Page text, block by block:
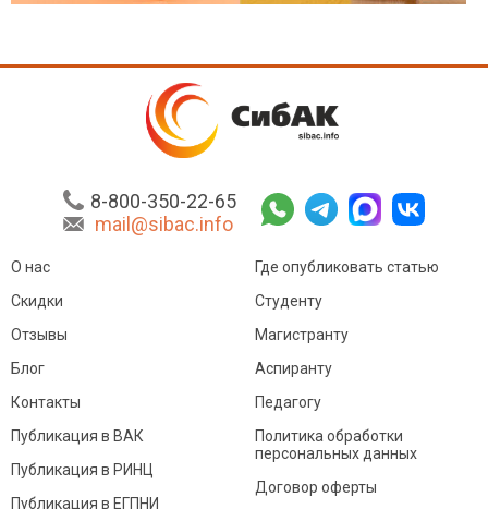
8-800-350-22-65
mail@sibac.info
О нас
Скидки
Отзывы
Блог
Контакты
Где опубликовать статью
Студенту
Магистранту
Аспиранту
Педагогу
Публикация в ВАК
Публикация в РИНЦ
Публикация в ЕГПНИ
Политика обработки
персональных данных
Договор оферты